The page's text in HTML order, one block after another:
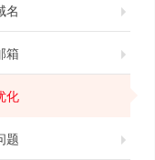
名
箱
化
题